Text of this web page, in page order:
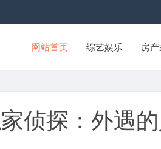
网站首页 综艺娱乐 房
侦探：外遇